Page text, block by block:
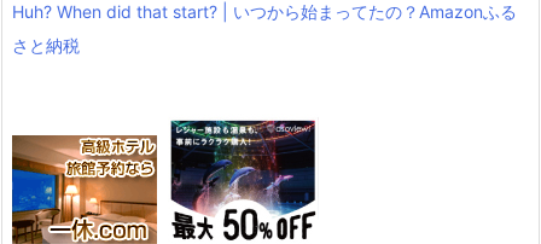
Huh? When did that start? | いつから始まってたの？Amazonふる
さと納税